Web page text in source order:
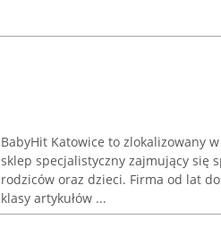
BabyHit Katowice to zlokalizowany
sklep specjalistyczny zajmujący się
rodziców oraz dzieci. Firma od lat
klasy artykułów ...